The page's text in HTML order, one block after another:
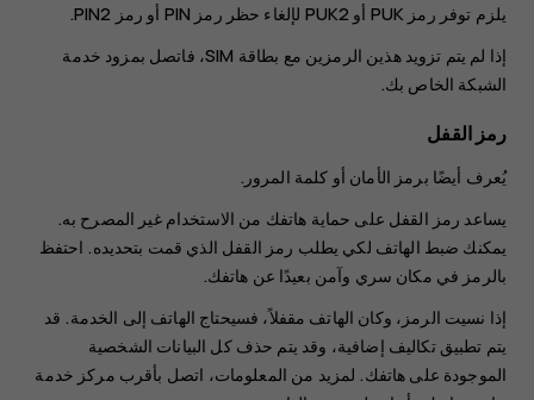
يلزم توفر رمز PUK أو PUK2 لإلغاء حظر رمز ‪PIN‬ أو رمز PIN2.
إذا لم يتم تزويد هذين الرمزين مع بطاقة ‪SIM‬، فاتصل بمزود خدمة
الشبكة الخاص بك.
رمز القفل
يُعرف أيضًا برمز الأمان أو كلمة المرور.
يساعد رمز القفل على حماية هاتفك من الاستخدام غير المصرح به.
يمكنك ضبط الهاتف لكي يطلب رمز القفل الذي قمت بتحديده. احتفظ
بالرمز في مكان سري وآمن بعيدًا عن هاتفك.
إذا نسيت الرمز، وكان الهاتف مقفلاً، فسيحتاج الهاتف إلى الخدمة. قد
يتم تطبيق تكاليف إضافية، وقد يتم حذف كل البيانات الشخصية
الموجودة على هاتفك. لمزيد من المعلومات، اتصل بأقرب مركز خدمة